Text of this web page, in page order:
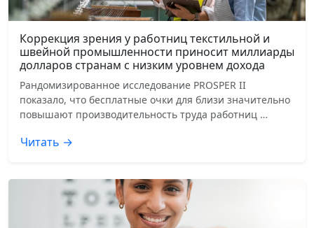
Коррекция зрения у работниц текстильной и
швейной промышленности приносит миллиарды
долларов странам с низким уровнем дохода
Рандомизированное исследование PROSPER II
показало, что бесплатные очки для близи значительно
повышают производительность труда работниц …
Читать →